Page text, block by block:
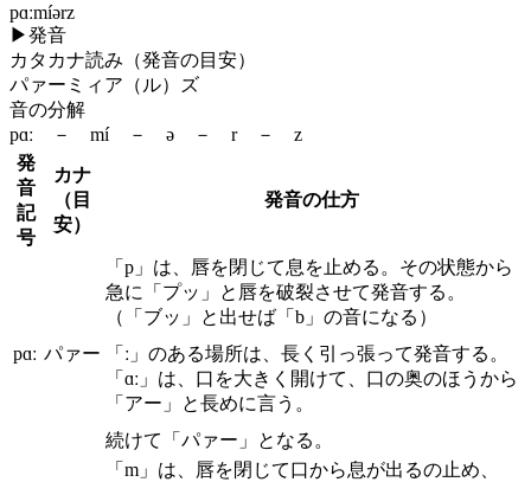
pɑːmíərz
▶発音
カタカナ読み（発音の目安）
パァーミィア（ル）ズ
音の分解
pɑː － mí － ə － r － z
発
音
記
号
カナ
（目
安）
発音の仕方
pɑː パァー
「p」は、唇を閉じて息を止める。その状態から
急に「プッ」と唇を破裂させて発音する。
（「ブッ」と出せば「b」の音になる）
「ː」のある場所は、長く引っ張って発音する。
「ɑː」は、口を大きく開けて、口の奥のほうから
「アー」と長めに言う。
続けて「パァー」となる。
「m」は、唇を閉じて口から息が出るの止め、